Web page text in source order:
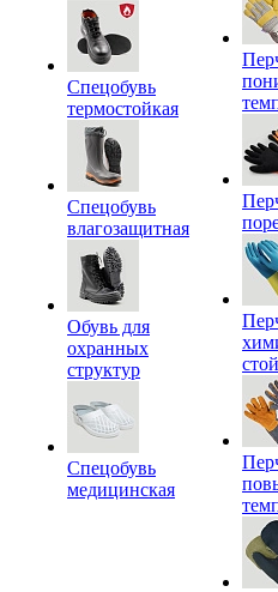
Спецобувь
термостойкая
Спецобувь
влагозащитная
Обувь для
охранных
структур
Спецобувь
медицинская